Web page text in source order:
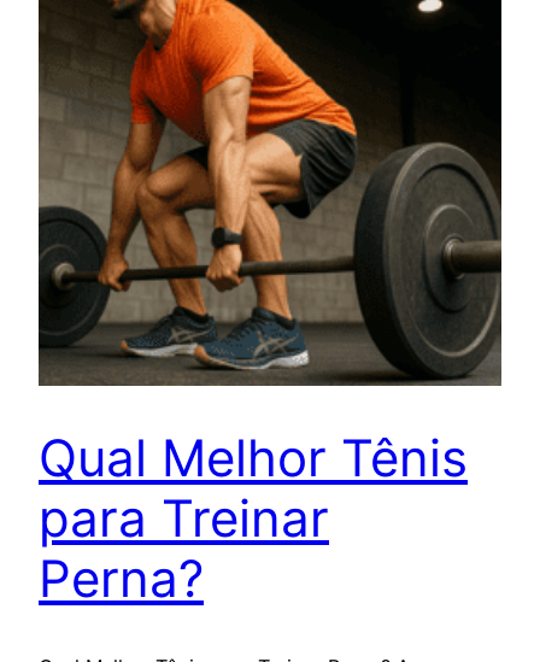
Qual Melhor Tênis
para Treinar
Perna?